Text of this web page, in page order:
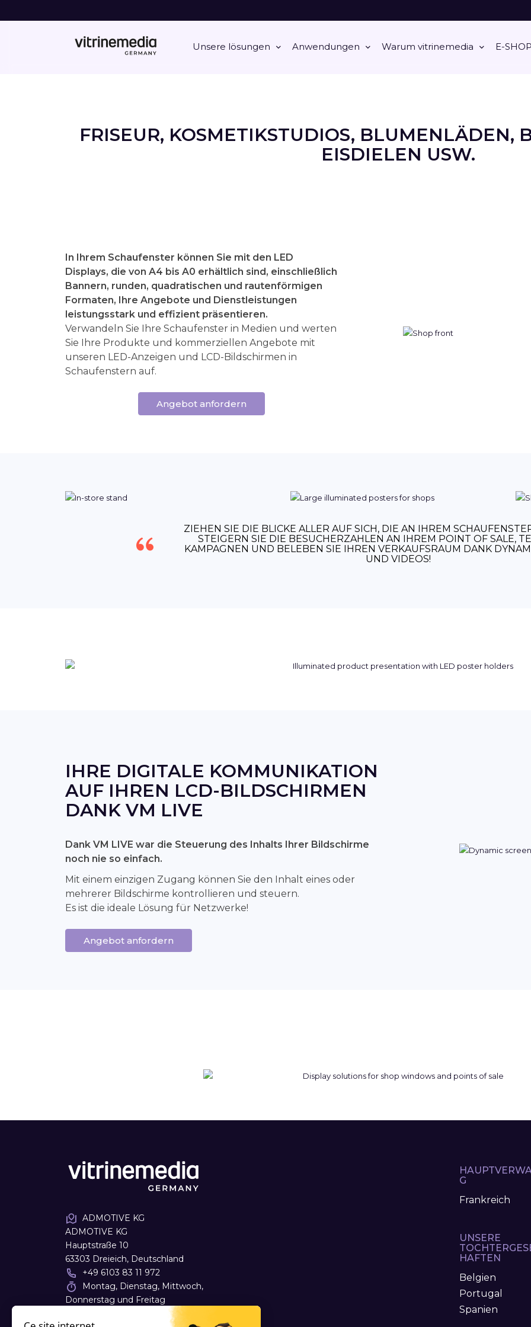
Unsere lösungen Anwendungen Warum vitrinemedia E-SHOP
FRISEUR, KOSMETIKSTUDIOS, BLUMENLÄDEN,
EISDIELEN USW.
In Ihrem Schaufenster können Sie mit den LED
Displays, die von A4 bis A0 erhältlich sind, einschließlich
Bannern, runden, quadratischen und rautenförmigen
Formaten, Ihre Angebote und Dienstleistungen
leistungsstark und effizient präsentieren.
Verwandeln Sie Ihre Schaufenster in Medien und werten
Sie Ihre Produkte und kommerziellen Angebote mit
unseren LED-Anzeigen und LCD-Bildschirmen in
Schaufenstern auf.
Angebot anfordern
ZIEHEN SIE DIE BLICKE ALLER AUF SICH, DIE AN IHREM
STEIGERN SIE DIE BESUCHERZAHLEN AN IHREM POINT OF SALE,
KAMPAGNEN UND BELEBEN SIE IHREN VERKAUFSRAUM DANK
UND VIDEOS!
IHRE DIGITALE KOMMUNIKATION
AUF IHREN LCD-BILDSCHIRMEN
DANK VM LIVE
Dank VM LIVE war die Steuerung des Inhalts Ihrer Bildschirme
noch nie so einfach.
Mit einem einzigen Zugang können Sie den Inhalt eines oder
mehrerer Bildschirme kontrollieren und steuern.
Es ist die ideale Lösung für Netzwerke!
Angebot anfordern
ADMOTIVE KG
ADMOTIVE KG
Hauptstraße 10
63303 Dreieich, Deutschland
+49 6103 83 11 972
Montag, Dienstag, Mittwoch,
Donnerstag und Freitag
G
Frankreich
UNSERE
HAFTEN
Belgien
Portugal
Spanien